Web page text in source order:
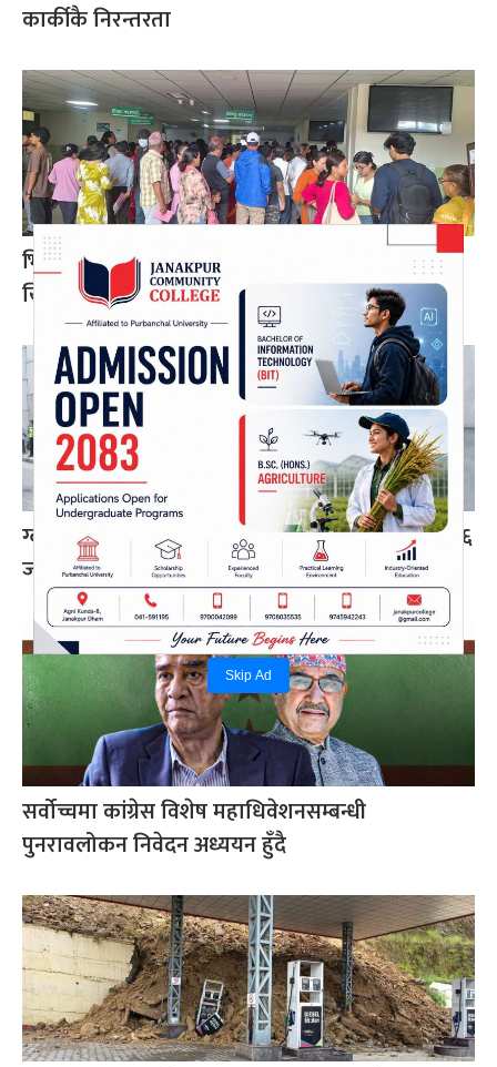
Skip Ad
कार्कीकै निरन्तरता
भिडभाड लुकाउन सिभिल अस्पतालमा फोटो–भिडियो
खिच्न रोक
ग्वार्को फ्लाईओभरमा बस दुर्घटना : एक महिलाको मृत्यु, ६
जना घाइते
सर्वोच्चमा कांग्रेस विशेष महाधिवेशनसम्बन्धी
पुनरावलोकन निवेदन अध्ययन हुँदै